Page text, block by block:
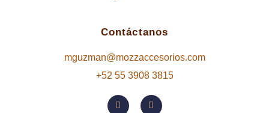
Contáctanos
mguzman@mozzaccesorios.com
+52 55 3908 3815